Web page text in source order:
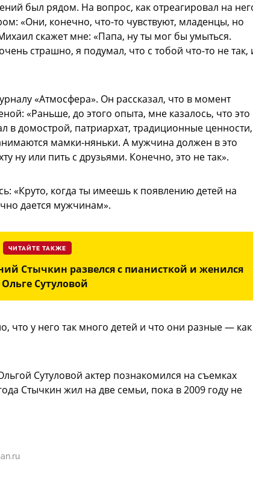
был рядом. На вопрос, как отреагировал на
«Они, конечно, что-то чувствуют, младенцы, но
скажет мне: «Папа, ну ты мог бы умыться.
страшно, я подумал, что с тобой что-то не так,
«Атмосфера». Он рассказал, что в момент
«Раньше, до этого опыта, мне казалось, что это
в домострой, патриархат, традиционные ценности,
мамки-няньки. А мужчина должен в это
ну или пить с друзьями. Конечно, это не так».
«Круто, когда ты имеешь к появлению детей на
дается мужчинам».
ЧИТАЙТЕ ТАКЖЕ
Стычкин развелся с пианисткой и женился
Сутуловой
что у него так много детей и что они разные — как
Сутуловой актер познакомился на съемках
Стычкин жил на две семьи, пока в 2009 году не